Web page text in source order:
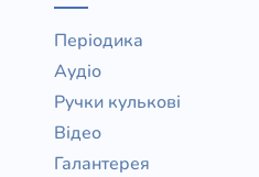
Періодика
Аудіо
Ручки кулькові
Відео
Галантерея